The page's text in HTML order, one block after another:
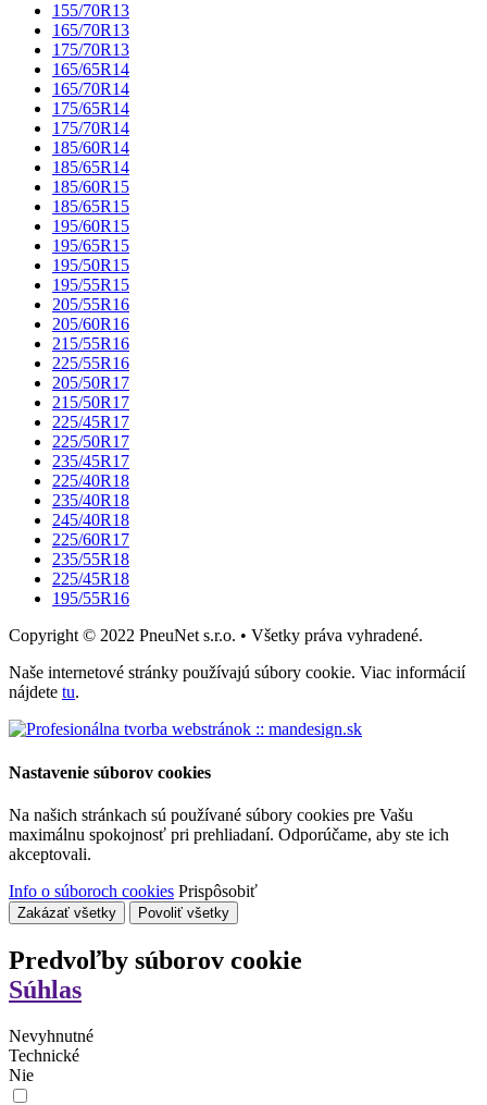
155/70R13
165/70R13
175/70R13
165/65R14
165/70R14
175/65R14
175/70R14
185/60R14
185/65R14
185/60R15
185/65R15
195/60R15
195/65R15
195/50R15
195/55R15
205/55R16
205/60R16
215/55R16
225/55R16
205/50R17
215/50R17
225/45R17
225/50R17
235/45R17
225/40R18
235/40R18
245/40R18
225/60R17
235/55R18
225/45R18
195/55R16
Copyright © 2022 PneuNet s.r.o. • Všetky práva vyhradené.
Naše internetové stránky používajú súbory cookie. Viac informácií
nájdete tu.
Nastavenie súborov cookies
Na našich stránkach sú používané súbory cookies pre Vašu
maximálnu spokojnosť pri prehliadaní. Odporúčame, aby ste ich
akceptovali.
Info o súboroch cookies Prispôsobiť
Zakázať všetky Povoliť všetky
Predvoľby súborov cookie
Súhlas
Nevyhnutné
Technické
Nie